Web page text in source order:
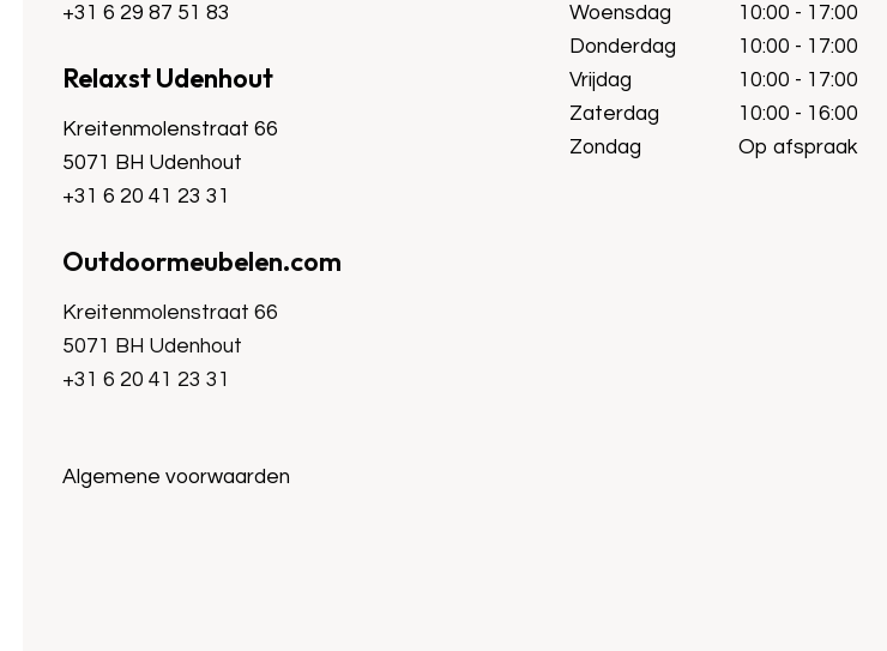
+31 6 29 87 51 83
Relaxst Udenhout
Kreitenmolenstraat 66
5071 BH Udenhout
+31 6 20 41 23 31
Outdoormeubelen.com
Kreitenmolenstraat 66
5071 BH Udenhout
+31 6 20 41 23 31
Woensdag
Donderdag
Vrijdag
Zaterdag
Zondag
10:00 - 17:00
10:00 - 17:00
10:00 - 17:00
10:00 - 16:00
Op afspraak
Algemene voorwaarden